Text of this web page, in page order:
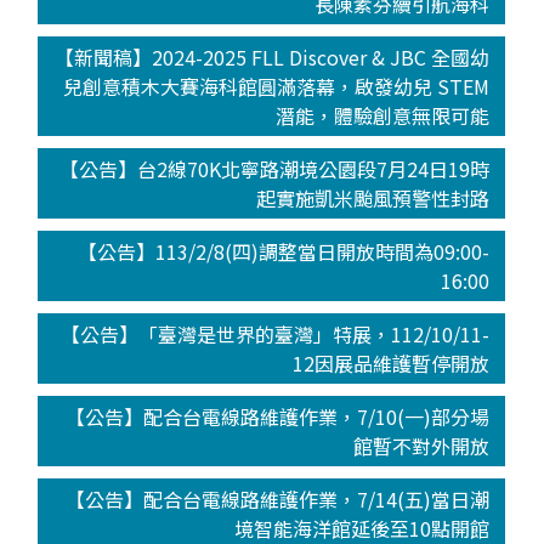
【新聞稿】2024-2025 FLL Discover & JBC 全國幼
兒創意積木大賽海科館圓滿落幕，啟發幼兒 STEM
潛能，體驗創意無限可能
【公告】台2線70K北寧路潮境公園段7月24日19時
起實施凱米颱風預警性封路
【公告】113/2/8(四)調整當日開放時間為09:00-
16:00
【公告】「臺灣是世界的臺灣」特展，112/10/11-
12因展品維護暫停開放
【公告】配合台電線路維護作業，7/10(一)部分場
館暫不對外開放
【公告】配合台電線路維護作業，7/14(五)當日潮
境智能海洋館延後至10點開館